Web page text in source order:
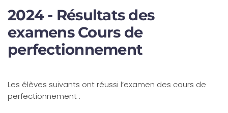
2024 - Résultats des
examens Cours de
perfectionnement
Les élèves suivants ont réussi l’examen des cours de
perfectionnement :